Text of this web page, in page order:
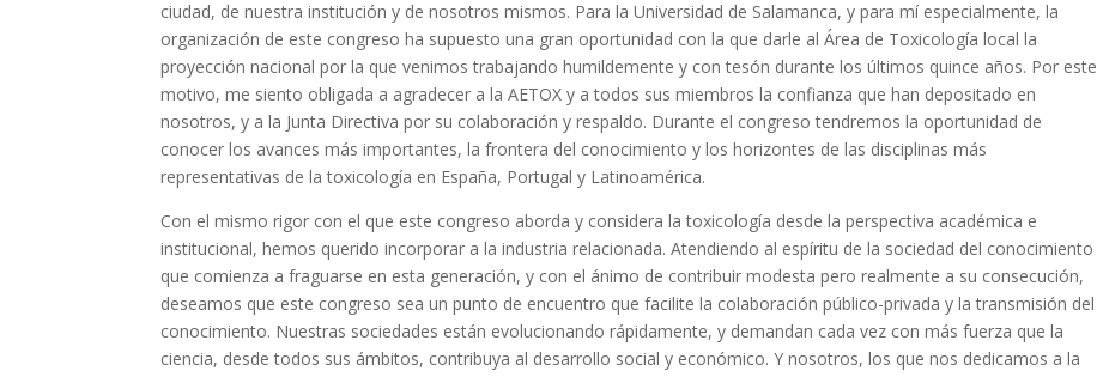
ciudad, de nuestra institución y de nosotros mismos. Para la Universidad de Salamanca, y para mí especialmente, la
organización de este congreso ha supuesto una gran oportunidad con la que darle al Área de Toxicología local la
proyección nacional por la que venimos trabajando humildemente y con tesón durante los últimos quince años. Por este
motivo, me siento obligada a agradecer a la AETOX y a todos sus miembros la confianza que han depositado en
nosotros, y a la Junta Directiva por su colaboración y respaldo. Durante el congreso tendremos la oportunidad de
conocer los avances más importantes, la frontera del conocimiento y los horizontes de las disciplinas más
representativas de la toxicología en España, Portugal y Latinoamérica.
Con el mismo rigor con el que este congreso aborda y considera la toxicología desde la perspectiva académica e
institucional, hemos querido incorporar a la industria relacionada. Atendiendo al espíritu de la sociedad del conocimiento
que comienza a fraguarse en esta generación, y con el ánimo de contribuir modesta pero realmente a su consecución,
deseamos que este congreso sea un punto de encuentro que facilite la colaboración público-privada y la transmisión del
conocimiento. Nuestras sociedades están evolucionando rápidamente, y demandan cada vez con más fuerza que la
ciencia, desde todos sus ámbitos, contribuya al desarrollo social y económico. Y nosotros, los que nos dedicamos a la